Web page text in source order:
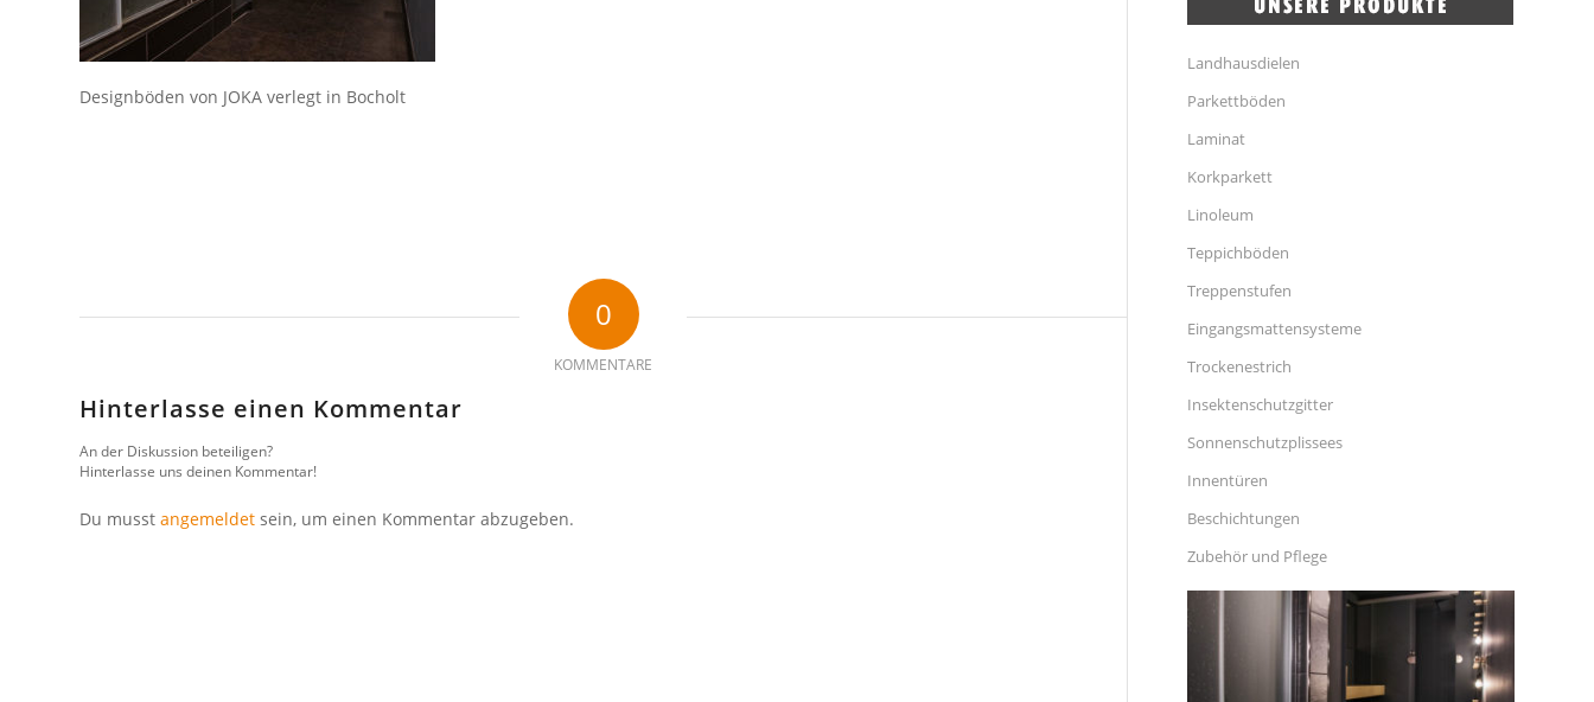
Designböden von JOKA verlegt in Bocholt
0
KOMMENTARE
Hinterlasse einen Kommentar
An der Diskussion beteiligen?
Hinterlasse uns deinen Kommentar!
Du musst angemeldet sein, um einen Kommentar abzugeben.
Landhausdielen
Parkettböden
Laminat
Korkparkett
Linoleum
Teppichböden
Treppenstufen
Eingangsmattensysteme
Trockenestrich
Insektenschutzgitter
Sonnenschutzplissees
Innentüren
Beschichtungen
Zubehör und Pflege